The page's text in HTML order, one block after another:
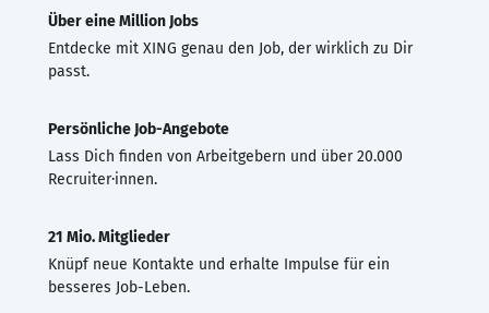
Über eine Million Jobs
Entdecke mit XING genau den Job, der wirklich zu Dir
passt.
Persönliche Job-Angebote
Lass Dich finden von Arbeitgebern und über 20.000
Recruiter·innen.
21 Mio. Mitglieder
Knüpf neue Kontakte und erhalte Impulse für ein
besseres Job-Leben.